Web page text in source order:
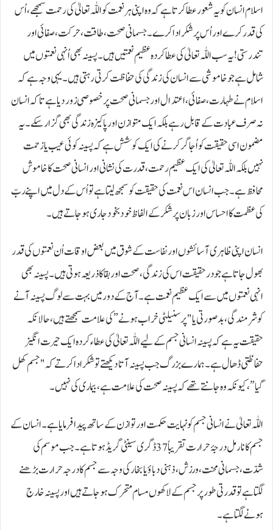
اسلام انسان کو یہ شعور عطا کرتا ہے کہ وہ اپنی ہر نعمت کو اللّٰہ تعالیٰ کی رحمت سمجھے، اُس
کی قدر کرے اور اُس پر شکر ادا کرے۔ جسمانی صحت، طاقت، حرکت، صفائی اور
تندرستی! یہ سب اللّٰہ تعالیٰ کی عطا کردہ عظیم نعمتیں ہیں۔ پسینہ بھی اُنہی نعمتوں میں
شامل ہے جو خاموشی سے انسان کی زندگی کی حفاظت کرتی رہتی ہیں۔ یہی وجہ ہے کہ
اسلام نے طہارت، صفائی، اعتدال اور جسمانی صحت پر خصوصی زور دیا ہے تاکہ انسان
نہ صرف عبادت کے قابل رہے بلکہ ایک متوازن اور پاکیزہ زندگی بھی گزار سکے۔ یہ
مضمون اسی حقیقت کو اُجاگر کرنے کی ایک کوشش ہے کہ پسینہ کوئی عیب یا زحمت
نہیں بلکہ اللّٰہ تعالیٰ کی ایک عظیم رحمت، قدرت کی نشانی اور انسانی صحت کا خاموش
محافظ ہے۔ جب انسان اس نعمت کی حقیقت کو سمجھ لیتا ہے تو اُس کے دل میں اپنے ربّ
کی عظمت کا احساس اور زبان پر شکر کے الفاظ خود بخود جاری ہو جاتے ہیں۔
انسان اپنی ظاہری آسائشوں اور نفاست کے شوق میں بعض اوقات اُن نعمتوں کی قدر
بھول جاتا ہے جو درحقیقت اس کی زندگی، صحت اور بقا کا ذریعہ ہوتی ہیں۔ پسینہ بھی
انہی نعمتوں میں سے ایک عظیم نعمت ہے۔ آج کے دور میں بہت سے لوگ پسینہ آنے
کو شرمندگی، بدصورتی یا "پرسنیلٹی خراب ہونے” کی علامت سمجھتے ہیں، حالانکہ
حقیقت یہ ہے کہ پسینہ انسانی جسم کے لیے اللّٰہ تعالیٰ کی عطاء کردہ ایک حیرت انگیز
حفاظتی ڈھال ہے۔ ہمارے بزرگ جب پسینہ آتا دیکھتے تو شکر ادا کرتے کہ "جسم کھل
گیا”، کیونکہ وہ جانتے تھے کہ پسینہ صحت کی علامت ہے، بیماری کی نہیں۔
اللّٰہ تعالیٰ نے انسانی جسم کو نہایت حکمت اور توازن کے ساتھ پیدا فرمایا ہے۔ انسان کے
جسم کا نارمل درجۂ حرارت تقریباً 37 ڈگری سینٹی گریڈ ہوتا ہے۔ جب موسم کی
شدّت، جسمانی محنت، ورزش، ذہنی دباؤ یا بخار کی وجہ سے جسم کا درجہ حرارت بڑھنے
لگتا ہے تو قدرتی طور پر جسم کے لاکھوں مسام متحرک ہو جاتے ہیں اور پسینہ خارج
ہونے لگتا ہے۔